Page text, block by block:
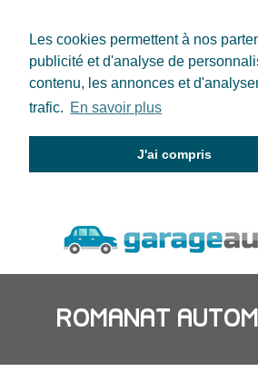
Les cookies permettent à nos
publicité et d'analyse de
contenu, les annonces et
trafic. En savoir plus
J'ai compris
ROMANAT